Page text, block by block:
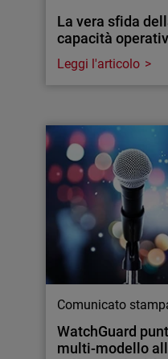
La vera sfida
capacità
Leggi l'articolo
Comunicato
WatchGuard
multi-modello